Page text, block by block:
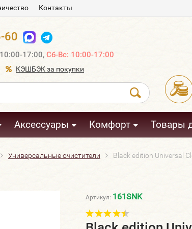
Контакты
60
17:00, Сб-Вс: 10:00-17:00
КЭШБЭК за покупки
Аксессуары Комфорт Товары
Универсальные очистители Black edition Universal
Артикул: 161SNK